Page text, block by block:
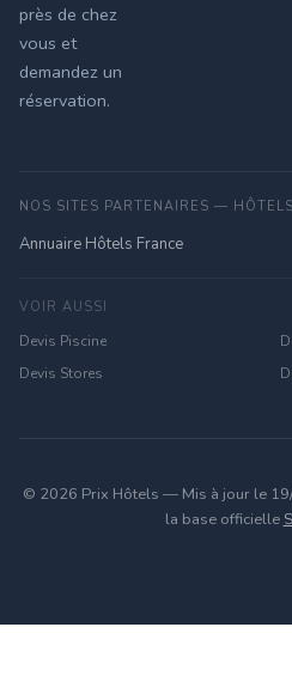
près de chez
vous et
demandez un
réservation.
NOS SITES PARTENAIRES —
Annuaire Hôtels France
VOIR AUSSI
Devis Piscine
Devis Stores
© 2026 Prix Hôtels — Mis à jour le
la base officielle